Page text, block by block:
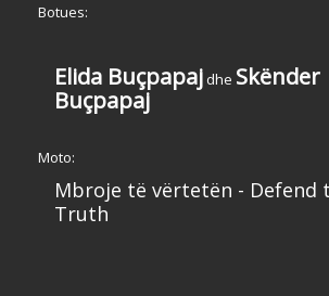
Botues:
Elida Buçpapaj dhe Skënder
Buçpapaj
Moto:
Mbroje të vërtetën - Defend
Truth